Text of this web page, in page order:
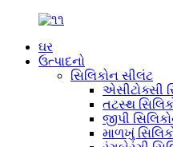
ઘર
ઉત્પાદનો
સિલિકોન સીલંટ
એસીટોક્સી
તટસ્થ
જીપી
માળખું